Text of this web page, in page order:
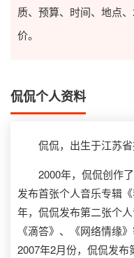
质、预算、时间、地点
价。
侃侃个人资料
侃侃，出生于江苏省
2000年，侃侃创作了
发布首张个人音乐专辑
年，侃侃发布第二张个
《滴答》、《网络情缘
2007年2月份，侃侃发